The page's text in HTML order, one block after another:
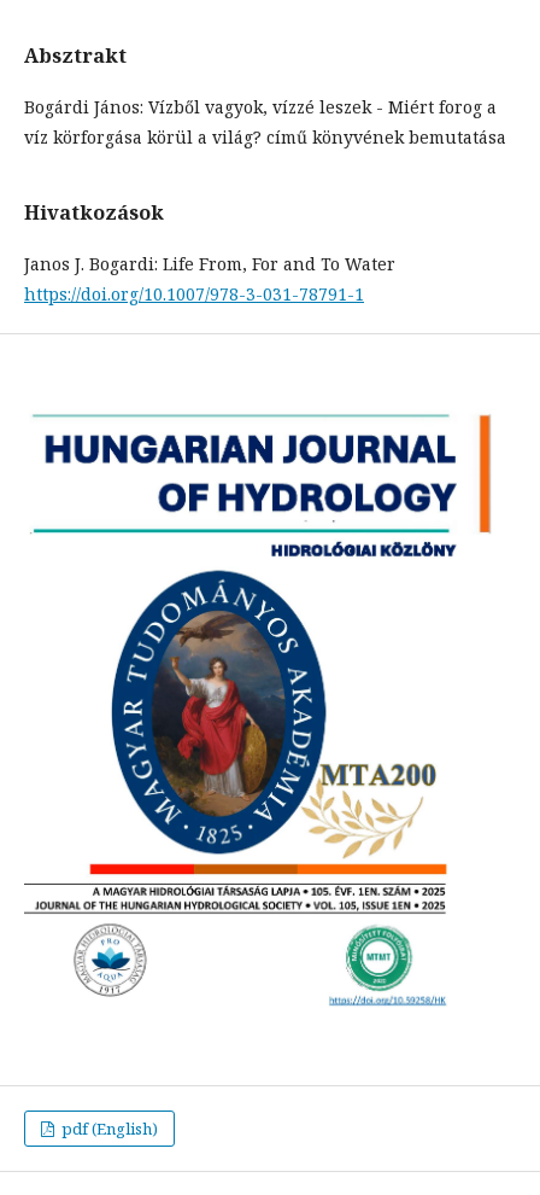
Absztrakt
Bogárdi János: Vízből vagyok, vízzé leszek - Miért forog a
víz körforgása körül a világ? című könyvének bemutatása
Hivatkozások
Janos J. Bogardi: Life From, For and To Water
https://doi.org/10.1007/978-3-031-78791-1
pdf (English)